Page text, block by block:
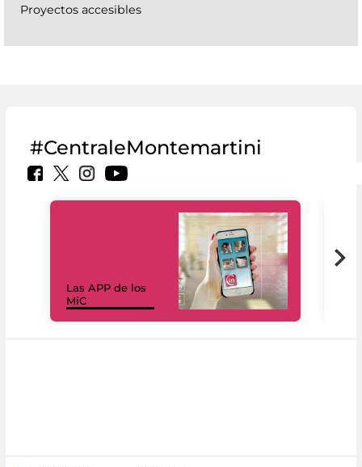
Proyectos accesibles
#CentraleMontemartini
Las APP de los
MiC